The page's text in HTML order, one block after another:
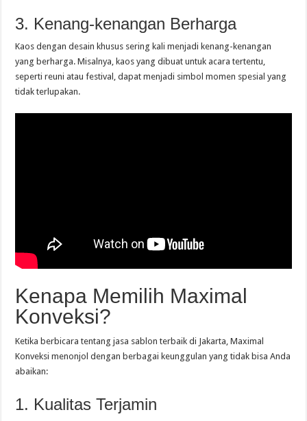
3. Kenang-kenangan Berharga
Kaos dengan desain khusus sering kali menjadi kenang-kenangan
yang berharga. Misalnya, kaos yang dibuat untuk acara tertentu,
seperti reuni atau festival, dapat menjadi simbol momen spesial yang
tidak terlupakan.
Kenapa Memilih Maximal
Konveksi?
Ketika berbicara tentang jasa sablon terbaik di Jakarta, Maximal
Konveksi menonjol dengan berbagai keunggulan yang tidak bisa Anda
abaikan:
1. Kualitas Terjamin